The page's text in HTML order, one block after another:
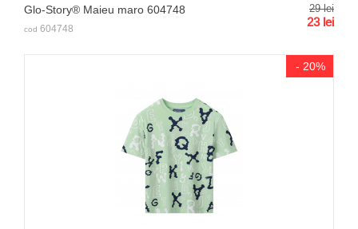
Glo-Story® Maieu maro 604748 29 lei
23 lei
cod 604748
- 20%